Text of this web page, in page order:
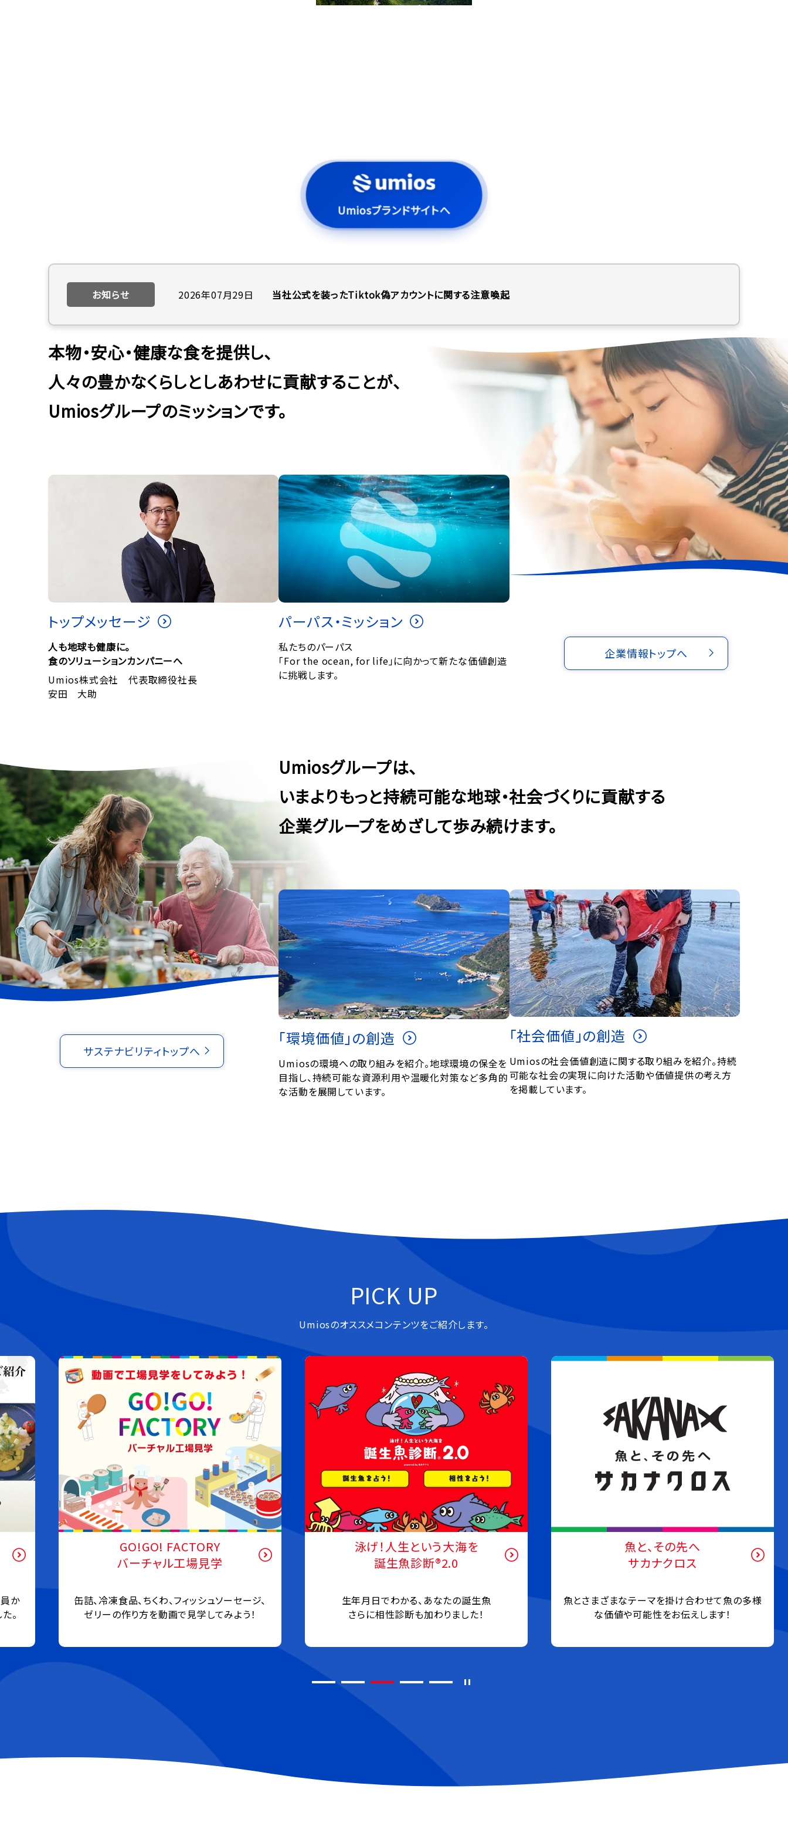
Umiosブランドサイトへ
お知らせ 2026年07月29日 当社公式を装ったTiktok偽アカウントに関する注意喚起
本物・安心・健康な食を提供し、
人々の豊かなくらしとしあわせに貢献することが、
Umiosグループのミッションです。
トップメッセージ
人も地球も健康に。
食のソリューションカンパニーへ
Umios株式会社 代表取締役社長
安田 大助
パーパス・ミッション
私たちのパーパス
「For the ocean, for life」に向かって新たな価値創造
に挑戦します。
企業情報トップへ
Umiosグループは、
いまよりもっと持続可能な地球・社会づくりに貢献する
企業グループをめざして歩み続けます。
「環境価値」の創造
Umiosの環境への取り組みを紹介。地球環境の保全を
目指し、持続可能な資源利用や温暖化対策など多角的
な活動を展開しています。
「社会価値」の創造
Umiosの社会価値創造に関する取り組みを紹介。持続
可能な社会の実現に向けた活動や価値提供の考え方
を掲載しています。
サステナビリティトップへ
PICK UP
Umiosのオススメコンテンツをご紹介します。
ジ、
泳げ！人生という大海を
誕生魚診断®2.0
生年月日でわかる、あなたの誕生魚
さらに相性診断も加わりました！
魚と、その先へ
サカナクロス
魚とさまざまなテーマを掛け合わせて魚の多様
な価値や可能性をお伝えします！
umios Planet
特設サイト
Umiosのパーパス「For the ocean, for life」
を形にするためのプロジェクト